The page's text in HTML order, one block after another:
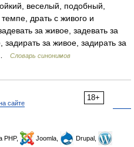
веселый, подобный,
драть с живого и
за живое, задевать за
за живое, задирать за
Словарь синонимов
18+
сайте
PHP, Joomla,
Drupal,